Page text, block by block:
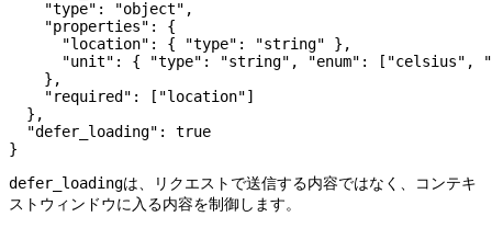
    "type"
: "object" ,
    "properties"
: {
      "location"
: { "type" : "string" },
      "unit"
: { "type" : "string" , "enum" : [ "celsius" ,
    },
    "required"
: [ "location"]
  },
  "defer_loading"
: true
}
defer_loadingは、リクエストで送信する内容ではなく、コンテキ
ストウィンドウに入る内容を制御します。